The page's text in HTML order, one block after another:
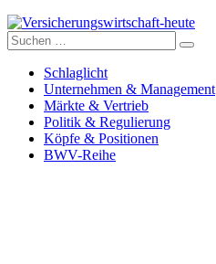
Versicherungswirtschaft-heute
Suche
nach:
Schlaglicht
Unternehmen & Management
Märkte & Vertrieb
Politik & Regulierung
Köpfe & Positionen
BWV-Reihe